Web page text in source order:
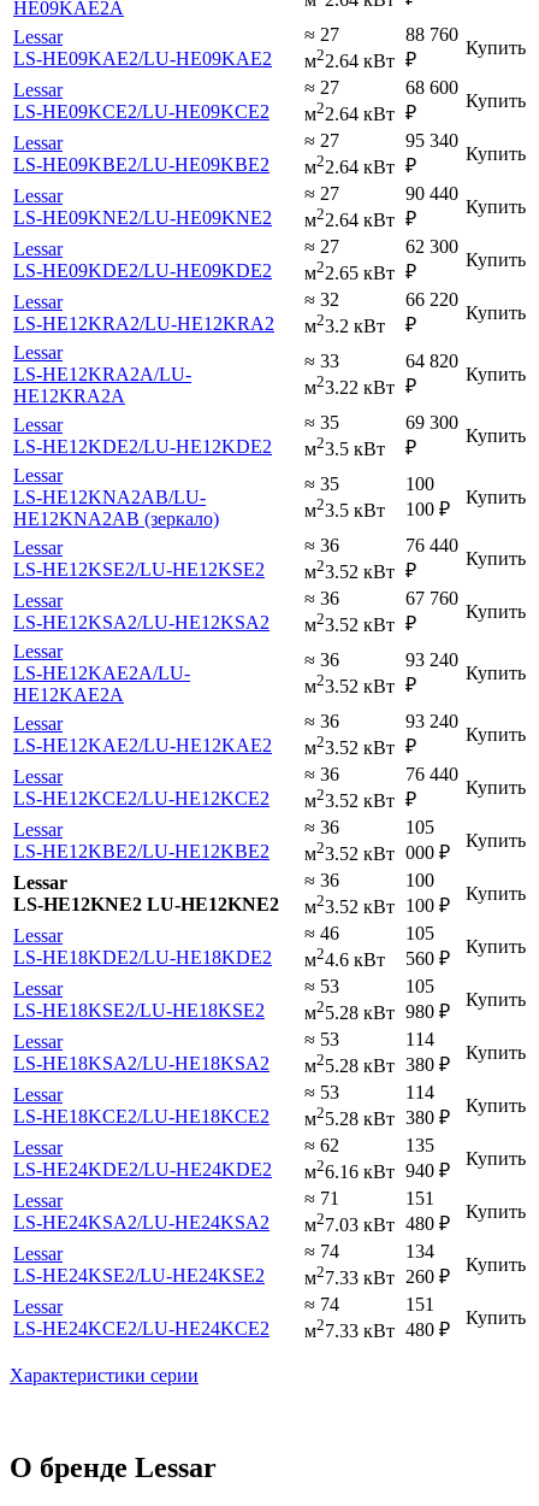
HE09KAE2A
Lessar
LS-HE09KAE2/LU-HE09KAE2
≈ 27
м22.64 кВт
88 760
₽
Купить
Lessar
LS-HE09KCE2/LU-HE09KCE2
≈ 27
м22.64 кВт
68 600
₽
Купить
Lessar
LS-HE09KBE2/LU-HE09KBE2
≈ 27
м22.64 кВт
95 340
₽
Купить
Lessar
LS-HE09KNE2/LU-HE09KNE2
≈ 27
м22.64 кВт
90 440
₽
Купить
Lessar
LS-HE09KDE2/LU-HE09KDE2
≈ 27
м22.65 кВт
62 300
₽
Купить
Lessar
LS-HE12KRA2/LU-HE12KRA2
≈ 32
м23.2 кВт
66 220
₽
Купить
Lessar
LS-HE12KRA2A/LU-
HE12KRA2A
≈ 33
м23.22 кВт
64 820
₽
Купить
Lessar
LS-HE12KDE2/LU-HE12KDE2
≈ 35
м23.5 кВт
69 300
₽
Купить
Lessar
LS-HE12KNA2AB/LU-
HE12KNA2AB (зеркало)
≈ 35
м23.5 кВт
100
100 ₽
Купить
Lessar
LS-HE12KSE2/LU-HE12KSE2
≈ 36
м23.52 кВт
76 440
₽
Купить
Lessar
LS-HE12KSA2/LU-HE12KSA2
≈ 36
м23.52 кВт
67 760
₽
Купить
Lessar
LS-HE12KAE2A/LU-
HE12KAE2A
≈ 36
м23.52 кВт
93 240
₽
Купить
Lessar
LS-HE12KAE2/LU-HE12KAE2
≈ 36
м23.52 кВт
93 240
₽
Купить
Lessar
LS-HE12KCE2/LU-HE12KCE2
≈ 36
м23.52 кВт
76 440
₽
Купить
Lessar
LS-HE12KBE2/LU-HE12KBE2
≈ 36
м23.52 кВт
105
000 ₽
Купить
Lessar
LS-HE12KNE2 LU-HE12KNE2
≈ 36
м23.52 кВт
100
100 ₽
Купить
Lessar
LS-HE18KDE2/LU-HE18KDE2
≈ 46
м24.6 кВт
105
560 ₽
Купить
Lessar
LS-HE18KSE2/LU-HE18KSE2
≈ 53
м25.28 кВт
105
980 ₽
Купить
Lessar
LS-HE18KSA2/LU-HE18KSA2
≈ 53
м25.28 кВт
114
380 ₽
Купить
Lessar
LS-HE18KCE2/LU-HE18KCE2
≈ 53
м25.28 кВт
114
380 ₽
Купить
Lessar
LS-HE24KDE2/LU-HE24KDE2
≈ 62
м26.16 кВт
135
940 ₽
Купить
Lessar
LS-HE24KSA2/LU-HE24KSA2
≈ 71
м27.03 кВт
151
480 ₽
Купить
Lessar
LS-HE24KSE2/LU-HE24KSE2
≈ 74
м27.33 кВт
134
260 ₽
Купить
Lessar
LS-HE24KCE2/LU-HE24KCE2
≈ 74
м27.33 кВт
151
480 ₽
Купить
Характеристики серии
О бренде Lessar